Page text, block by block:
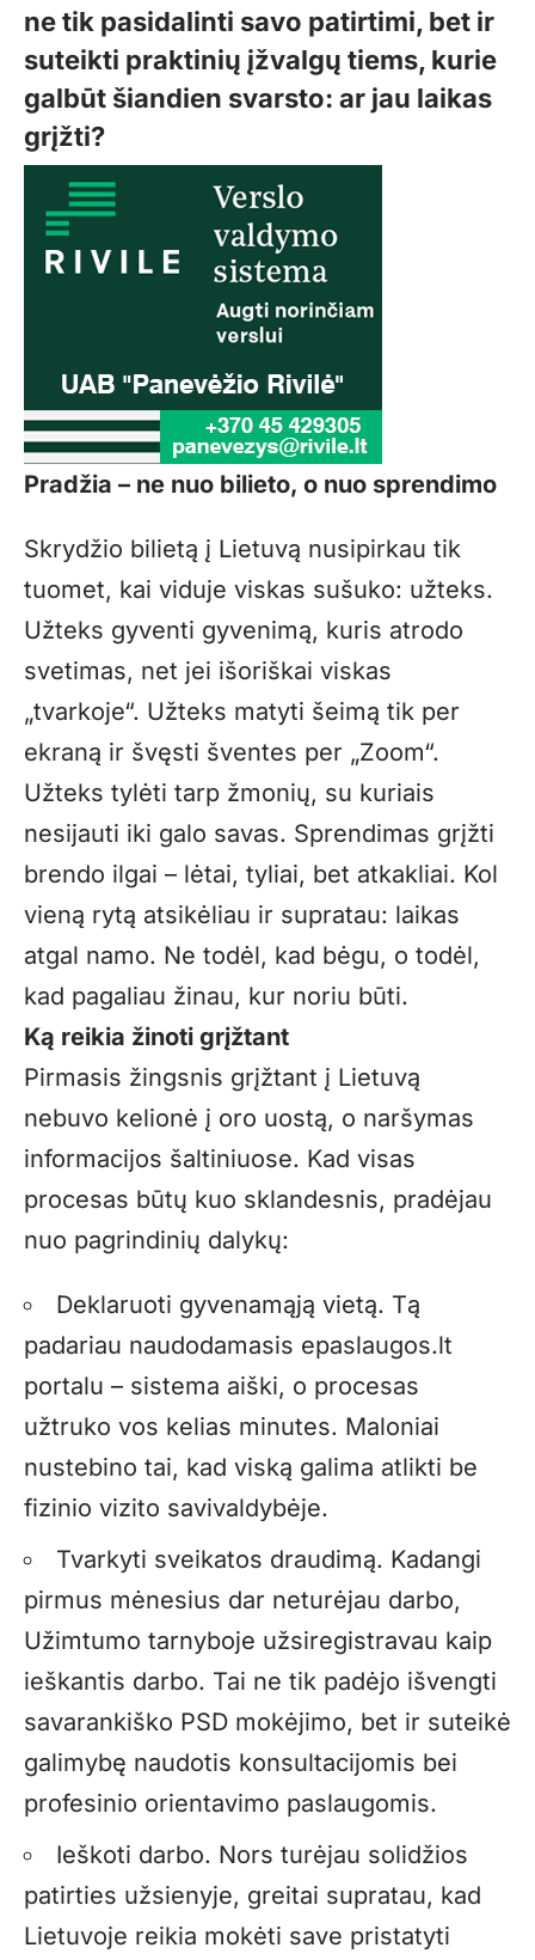
ne tik pasidalinti savo patirtimi, bet ir
suteikti praktinių įžvalgų tiems, kurie
galbūt šiandien svarsto: ar jau laikas
grįžti?
Pradžia – ne nuo bilieto, o nuo sprendimo
Skrydžio bilietą į Lietuvą nusipirkau tik
tuomet, kai viduje viskas sušuko: užteks.
Užteks gyventi gyvenimą, kuris atrodo
svetimas, net jei išoriškai viskas
„tvarkoje“. Užteks matyti šeimą tik per
ekraną ir švęsti šventes per „Zoom“.
Užteks tylėti tarp žmonių, su kuriais
nesijauti iki galo savas. Sprendimas grįžti
brendo ilgai – lėtai, tyliai, bet atkakliai. Kol
vieną rytą atsikėliau ir supratau: laikas
atgal namo. Ne todėl, kad bėgu, o todėl,
kad pagaliau žinau, kur noriu būti.
Ką reikia žinoti grįžtant
Pirmasis žingsnis grįžtant į Lietuvą
nebuvo kelionė į oro uostą, o naršymas
informacijos šaltiniuose. Kad visas
procesas būtų kuo sklandesnis, pradėjau
nuo pagrindinių dalykų:
Deklaruoti gyvenamąją vietą. Tą
padariau naudodamasis epaslaugos.lt
portalu – sistema aiški, o procesas
užtruko vos kelias minutes. Maloniai
nustebino tai, kad viską galima atlikti be
fizinio vizito savivaldybėje.
Tvarkyti sveikatos draudimą. Kadangi
pirmus mėnesius dar neturėjau darbo,
Užimtumo tarnyboje užsiregistravau kaip
ieškantis darbo. Tai ne tik padėjo išvengti
savarankiško PSD mokėjimo, bet ir suteikė
galimybę naudotis konsultacijomis bei
profesinio orientavimo paslaugomis.
Ieškoti darbo. Nors turėjau solidžios
patirties užsienyje, greitai supratau, kad
Lietuvoje reikia mokėti save pristatyti